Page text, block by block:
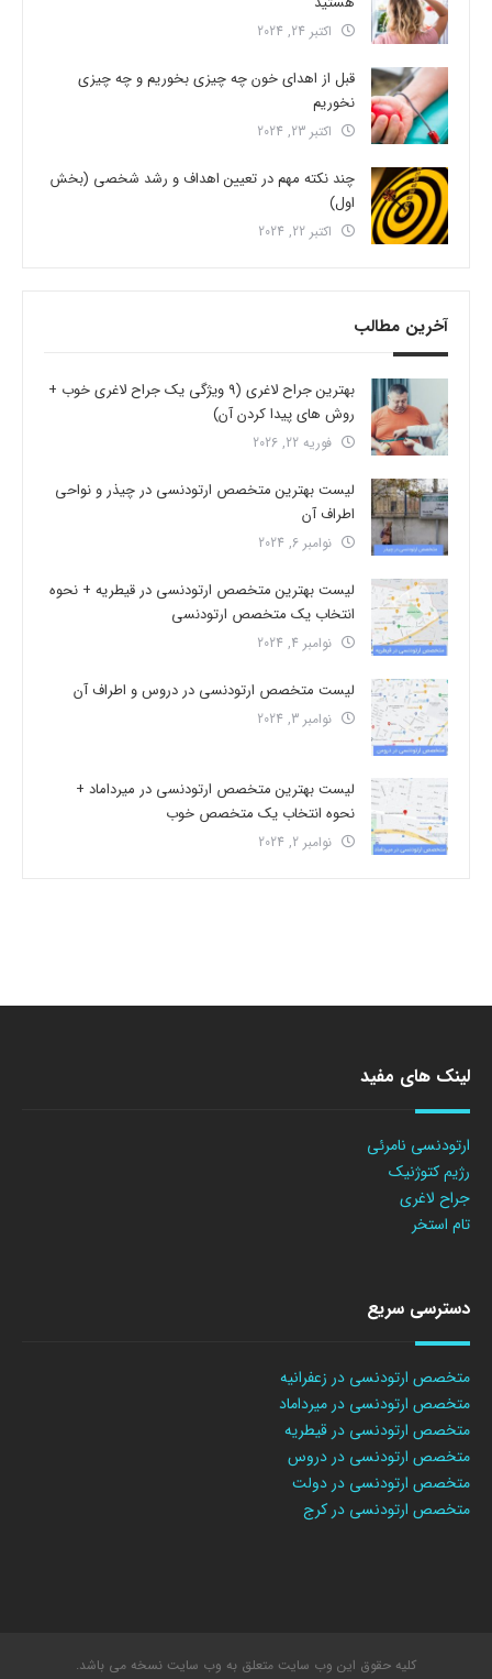
اکتبر 24, 2024
قبل از اهدای خون چه چیزی بخوریم و چه چیزی
نخوریم
اکتبر 23, 2024
چند نکته مهم در تعیین اهداف و رشد شخصی (بخش
اول)
اکتبر 22, 2024
آخرین مطالب
بهترین جراح لاغری (9 ویژگی یک جراح لاغری خوب +
روش های پیدا کردن آن)
فوریه 22, 2026
لیست بهترین متخصص ارتودنسی در چیذر و نواحی
اطراف آن
نوامبر 6, 2024
لیست بهترین متخصص ارتودنسی در قیطریه + نحوه
انتخاب یک متخصص ارتودنسی
نوامبر 4, 2024
لیست متخصص ارتودنسی در دروس و اطراف آن
نوامبر 3, 2024
لیست بهترین متخصص ارتودنسی در میرداماد +
نحوه انتخاب یک متخصص خوب
نوامبر 2, 2024
لینک های مفید
ارتودنسی نامرئی
رژیم کتوژنیک
جراح لاغری
تام استخر
دسترسی سریع
متخصص ارتودنسی در زعفرانیه
متخصص ارتودنسی در میرداماد
متخصص ارتودنسی در قیطریه
متخصص ارتودنسی در دروس
متخصص ارتودنسی در دولت
متخصص ارتودنسی در کرج
کلیه حقوق این وب سایت متعلق به وب سایت نسخه می باشد.